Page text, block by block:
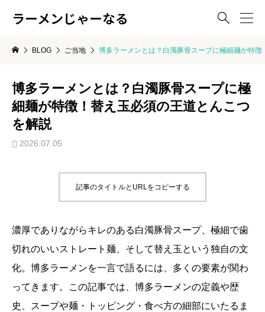
ラーメンじゃーなる 
BLOG ご当地 博多ラーメンとは？白濁豚骨スープに極細麺が特
博多ラーメンとは？白濁豚骨スープに極
細麺が特徴！替え玉必須の王道とんこつ
を解説
2026.07.05
記事のタイトルとURLをコピーする
濃厚でありながらキレのある白濁豚骨スープ、極細で歯
切れのいいストレート麺、そして替え玉という独自の文
化。博多ラーメンを一言で語るには、多くの要素が関わ
ってきます。この記事では、博多ラーメンの定義や歴
史、スープや麺・トッピング・食べ方の細部にいたるま